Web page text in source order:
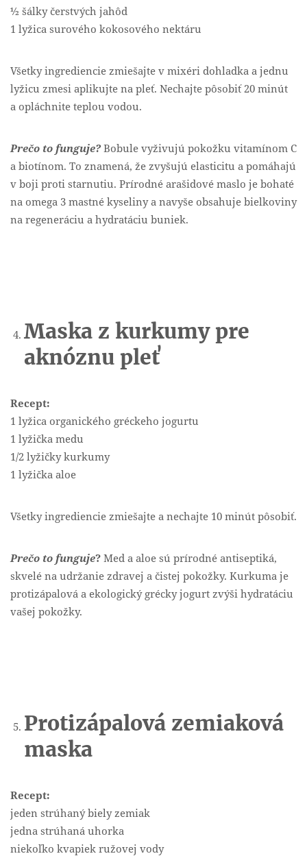
½ šálky čerstvých jahôd
1 lyžica surového kokosového nektáru
Všetky ingrediencie zmiešajte v mixéri dohladka a jednu
lyžicu zmesi aplikujte na pleť. Nechajte pôsobiť 20 minút
a opláchnite teplou vodou.
Prečo to funguje?Bobule vyživujú pokožku vitamínom C
a biotínom. To znamená, že zvyšujú elasticitu a pomáhajú
v boji proti starnutiu. Prírodné arašidové maslo je bohaté
na omega 3 mastné kyseliny a navyše obsahuje bielkoviny
na regeneráciu a hydratáciu buniek.
Maska z kurkumy pre
aknóznu pleť
Recept:
1 lyžica organického gréckeho jogurtu
1 lyžička medu
1/2 lyžičky kurkumy
1 lyžička aloe
Všetky ingrediencie zmiešajte a nechajte 10 minút pôsobiť.
Prečo to funguje? Med a aloe sú prírodné antiseptiká,
skvelé na udržanie zdravej a čistej pokožky. Kurkuma je
protizápalová a ekologický grécky jogurt zvýši hydratáciu
vašej pokožky.
Protizápalová zemiaková
maska
Recept:
jeden strúhaný biely zemiak
jedna strúhaná uhorka
niekoľko kvapiek ružovej vody